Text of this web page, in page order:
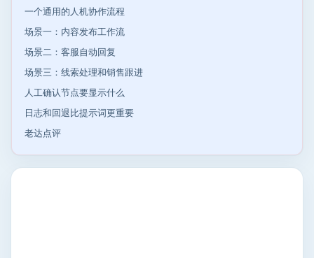
一个通用的人机协作流程
场景一：内容发布工作流
场景二：客服自动回复
场景三：线索处理和销售跟进
人工确认节点要显示什么
日志和回退比提示词更重要
老达点评